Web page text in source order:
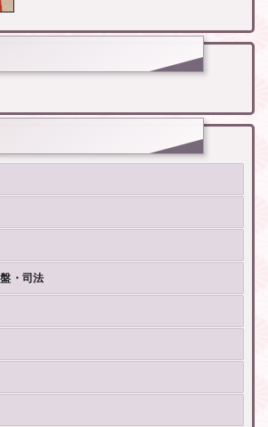
・司法